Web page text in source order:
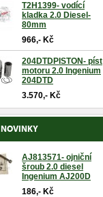
T2H1399- vodící
kladka 2.0 Diesel-
80mm
966,- Kč
204DTDPISTON- píst
motoru 2.0 Ingenium
204DTD
3.570,- Kč
NOVINKY
AJ813571- ojniční
šroub 2.0 diesel
Ingenium AJ200D
186,- Kč